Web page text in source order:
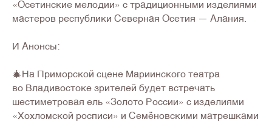
«Осетинские мелодии» с традиционными изделиями
мастеров республики Северная Осетия — Алания.
И Анонсы:
🎄На Приморской сцене Мариинского театра
во Владивостоке зрителей будет встречать
шестиметровая ель «Золото России» с изделиями
«Хохломской росписи» и Семёновскими матрешками